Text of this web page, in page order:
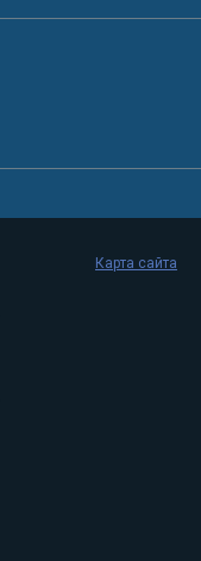
Карта сайта